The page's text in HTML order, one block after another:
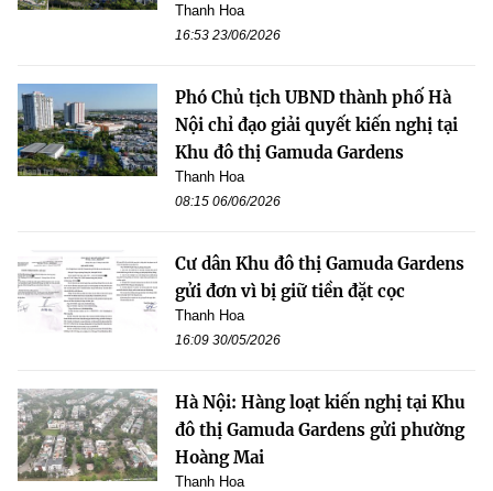
Thanh Hoa
16:53 23/06/2026
Phó Chủ tịch UBND thành phố Hà
Nội chỉ đạo giải quyết kiến nghị tại
Khu đô thị Gamuda Gardens
Thanh Hoa
08:15 06/06/2026
Cư dân Khu đô thị Gamuda Gardens
gửi đơn vì bị giữ tiền đặt cọc
Thanh Hoa
16:09 30/05/2026
Hà Nội: Hàng loạt kiến nghị tại Khu
đô thị Gamuda Gardens gửi phường
Hoàng Mai
Thanh Hoa